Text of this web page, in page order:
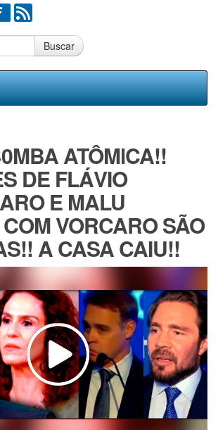
Buscar
ATÔMlCA!!
DE FLÁVIO
E MALU
VORCARO SÃO
A CASA CAIU!!